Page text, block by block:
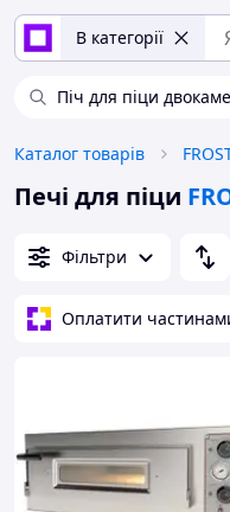
В категорії
Піч для піци
Каталог товарів
Печі для піци
Фільтри
Оплатити